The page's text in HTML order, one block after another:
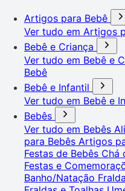
Artigos para Bebê
Ver tudo em Artigos
Bebê e Criança
Ver tudo em Bebê e
Bebê
Bebê e Infantil
Ver tudo em Bebê e
Bebês
Ver tudo em Bebês
para Bebês Artigos
Festas de Bebês Chá
Festas e
Banho/Natação